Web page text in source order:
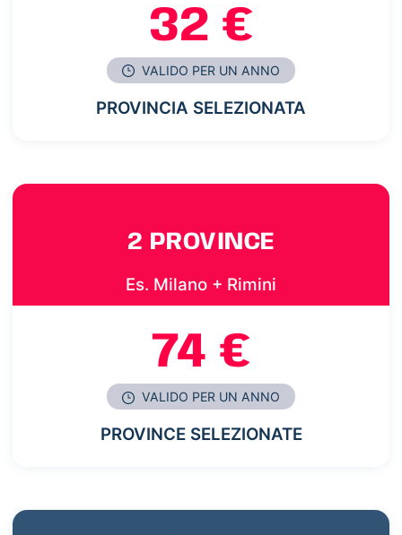
32 €
VALIDO PER UN ANNO
PROVINCIA SELEZIONATA
2 PROVINCE
Es. Milano + Rimini
74 €
VALIDO PER UN ANNO
PROVINCE SELEZIONATE